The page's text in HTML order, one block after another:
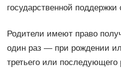
государственной
Родители имеют право
один раз — при рождении
третьего или последующего